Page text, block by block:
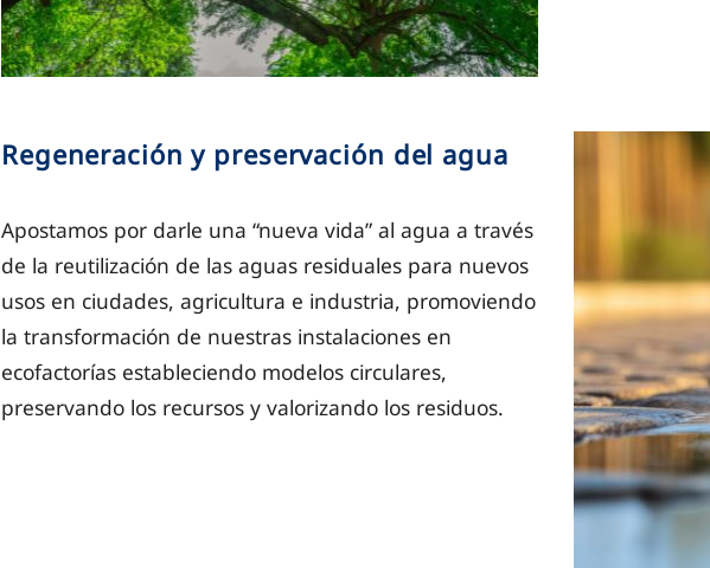
Regeneración y preservación del agua
Apostamos por darle una “nueva vida” al agua a través
de la reutilización de las aguas residuales para nuevos
usos en ciudades, agricultura e industria, promoviendo
la transformación de nuestras instalaciones en
ecofactorías estableciendo modelos circulares,
preservando los recursos y valorizando los residuos.